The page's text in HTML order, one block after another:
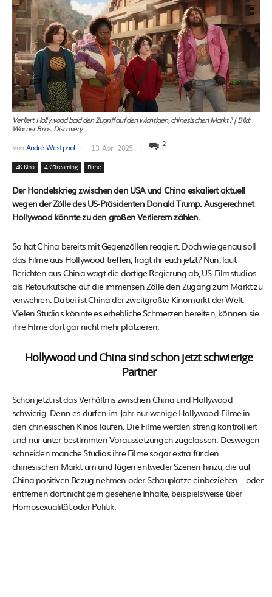
Verliert Hollywood bald den Zugriff auf den wichtigen, chinesischen Markt? | Bild:
Warner Bros. Discovery
VonAndré Westphal 13. April 2025 2
4K Kino 4K Streaming Filme
Der Handelskrieg zwischen den USA und China eskaliert aktuell
wegen der Zölle des US-Präsidenten Donald Trump. Ausgerechnet
Hollywood könnte zu den großen Verlierern zählen.
So hat China bereits mit Gegenzöllen reagiert. Doch wie genau soll
das Filme aus Hollywood treffen, fragt ihr euch jetzt? Nun, laut
Berichten aus China wägt die dortige Regierung ab, US-Filmstudios
als Retourkutsche auf die immensen Zölle den Zugang zum Markt zu
verwehren. Dabei ist China der zweitgrößte Kinomarkt der Welt.
Vielen Studios könnte es erhebliche Schmerzen bereiten, können sie
ihre Filme dort gar nicht mehr platzieren.
Hollywood und China sind schon jetzt schwierige
Partner
Schon jetzt ist das Verhältnis zwischen China und Hollywood
schwierig. Denn es dürfen im Jahr nur wenige Hollywood-Filme in
den chinesischen Kinos laufen. Die Filme werden streng kontrolliert
und nur unter bestimmten Voraussetzungen zugelassen. Deswegen
schneiden manche Studios ihre Filme sogar extra für den
chinesischen Markt um und fügen entweder Szenen hinzu, die auf
China positiven Bezug nehmen oder Schauplätze einbeziehen – oder
entfernen dort nicht gern gesehene Inhalte, beispielsweise über
Homosexualität oder Politik.